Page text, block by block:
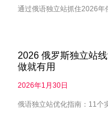
通过俄语独立站抓住2026年
2026 俄罗斯独立站
做就有用
2026年1月30日
俄语独立站优化指南：11个